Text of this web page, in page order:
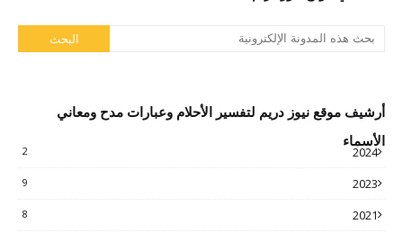
أرشيف موقع نيوز دريم لتفسير الأحلام وعبارات مدح ومعاني
الأسماء
2024
2
2023
9
2021
8